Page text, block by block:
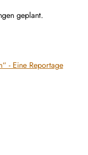
geplant.
- Eine Reportage